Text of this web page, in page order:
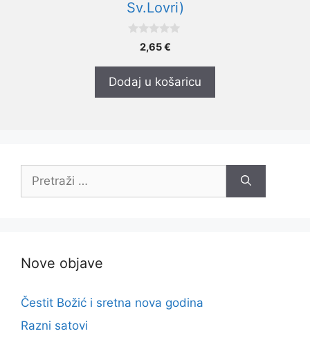
Sv.Lovri)
2,65€
Dodaj u košaricu
Nove objave
Čestit Božić i sretna nova godina
Razni satovi